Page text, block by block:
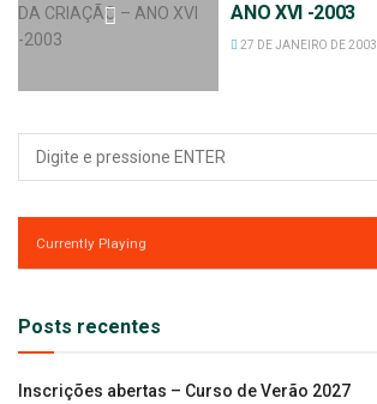
ANO XVI -2003
27 DE JANEIRO DE 2003
Currently Playing
Posts recentes
Inscrições abertas – Curso de Verão 2027